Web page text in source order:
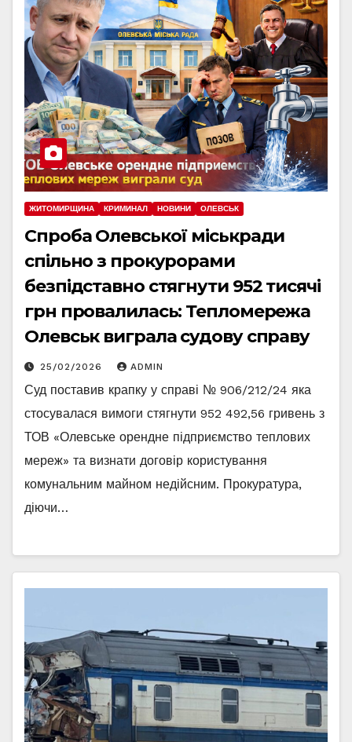
ЖИТОМИРЩИНА КРИМИНАЛ НОВИНИ ОЛЕВСЬК
Спроба Олевської міськради
спільно з прокурорами
безпідставно стягнути 952 тисячі
грн провалилась: Тепломережа
Олевськ виграла судову справу
25/02/2026 ADMIN
Суд поставив крапку у справі № 906/212/24 яка
стосувалася вимоги стягнути 952 492,56 гривень з
ТОВ «Олевське орендне підприємство теплових
мереж» та визнати договір користування
комунальним майном недійсним. Прокуратура,
діючи…